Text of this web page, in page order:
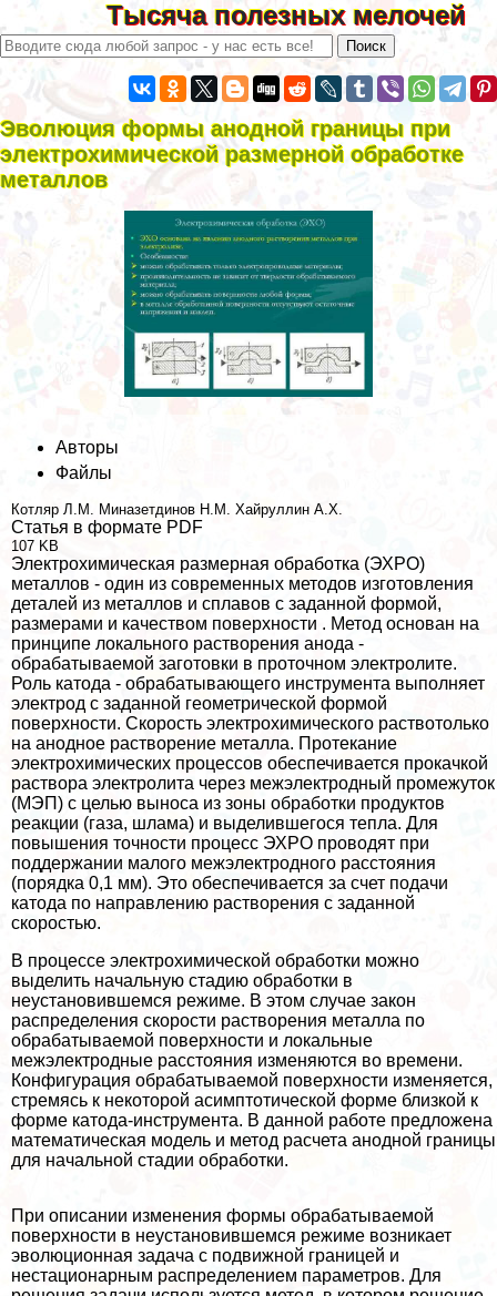
Тысяча полезных мелочей
Эволюция формы анодной границы при
электрохимической размерной обработке
металлов
Авторы
Файлы
Котляр Л.М. Миназетдинов Н.М. Хайруллин А.Х.
Статья в формате PDF
107 KB
Электрохимическая размерная обработка (ЭХРО)
металлов - один из современных методов изготовления
деталей из металлов и сплавов с заданной формой,
размерами и качеством поверхности . Метод основан на
принципе локального растворения анода -
обpaбатываемой заготовки в проточном электролите.
Роль катода - обpaбатывающего инструмента выполняет
электрод с заданной геометрической формой
поверхности. Скорость электрохимического раствотолько
на анодное растворение металла. Протекание
электрохимических процессов обеспечивается прокачкой
раствора электролита через межэлектродный промежуток
(МЭП) с целью выноса из зоны обработки продуктов
реакции (газа, шлама) и выделившегося тепла. Для
повышения точности процесс ЭХРО проводят при
поддержании малого межэлектродного расстояния
(порядка 0,1 мм). Это обеспечивается за счет подачи
катода по направлению растворения с заданной
скоростью.
В процессе электрохимической обработки можно
выделить начальную стадию обработки в
неустановившемся режиме. В этом случае закон
распределения скорости растворения металла по
обpaбатываемой поверхности и локальные
межэлектродные расстояния изменяются во времени.
Конфигурация обpaбатываемой поверхности изменяется,
стремясь к некоторой асимптотической форме близкой к
форме катода-инструмента. В данной работе предложена
математическая модель и метод расчета анодной границы
для начальной стадии обработки.
При описании изменения формы обpaбатываемой
поверхности в неустановившемся режиме возникает
эволюционная задача с подвижной границей и
нестационарным распределением параметров. Для